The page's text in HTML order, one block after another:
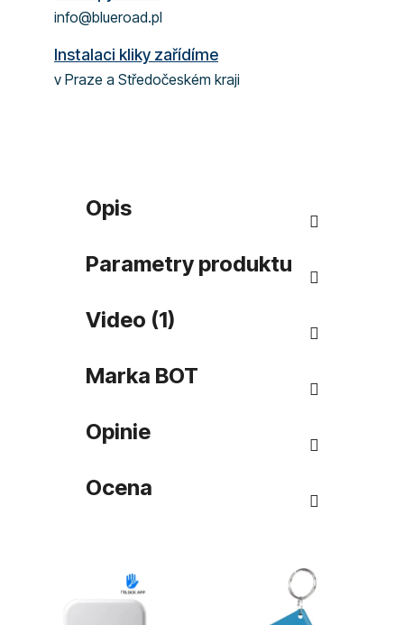
info@blueroad.pl
Instalaci kliky zařídíme
v Praze a Středočeském kraji
Opis
Parametry produktu
Video (1)
Marka BOT
Opinie
Ocena